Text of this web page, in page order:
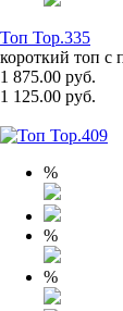
Топ Top.335
короткий топ с
1 875.00 руб.
1 125.00 руб.
%
%
%